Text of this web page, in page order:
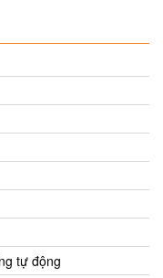
tự động